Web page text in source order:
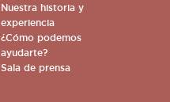
Nuestra historia y
experiencia
¿Cómo podemos
ayudarte?
Sala de prensa